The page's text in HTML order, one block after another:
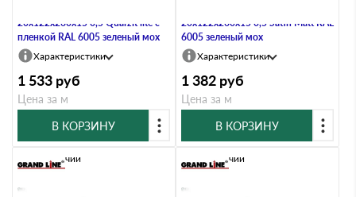
20х122х260х15 0,5 Quarzit lite с
пленкой RAL 6005 зеленый мох
Характеристики
1 533 руб
Цена за м
В КОРЗИНУ
20х122х260х15 0,5 Satin Мatt RAL
6005 зеленый мох
Характеристики
1 382 руб
Цена за м
В КОРЗИНУ
В наличии В наличии